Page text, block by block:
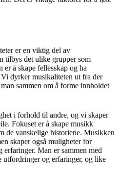
er en viktig del av
tilbys det ulike grupper som
er å skape fellesskap og ha
dyrker musikaliteten ut fra der
sammen om å forme innholdet
i forhold til andre, og vi skaper
Fokuset er å skape musikk
de vanskelige historiene. Musikken
skaper også muligheter for
erfaringer. Man er sammen med
utfordringer og erfaringer, og like